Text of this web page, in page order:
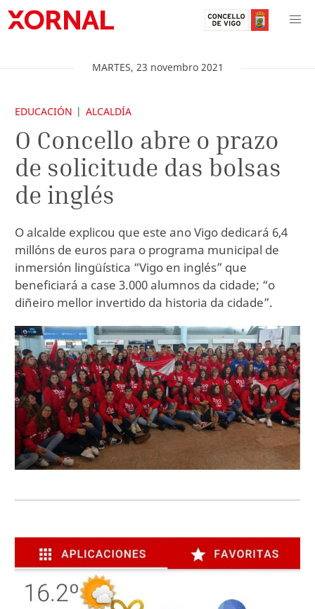
MARTES, 23 novembro 2021
EDUCACIÓN ALCALDÍA
O Concello abre o prazo
de solicitude das bolsas
de inglés
O alcalde explicou que este ano Vigo dedicará 6,4
millóns de euros para o programa municipal de
inmersión lingüística “Vigo en inglés” que
beneficiará a case 3.000 alumnos da cidade; “o
diñeiro mellor invertido da historia da cidade”.